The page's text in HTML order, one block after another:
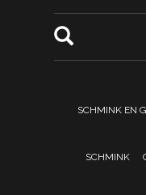
SCHMINK EN
SCHMINK